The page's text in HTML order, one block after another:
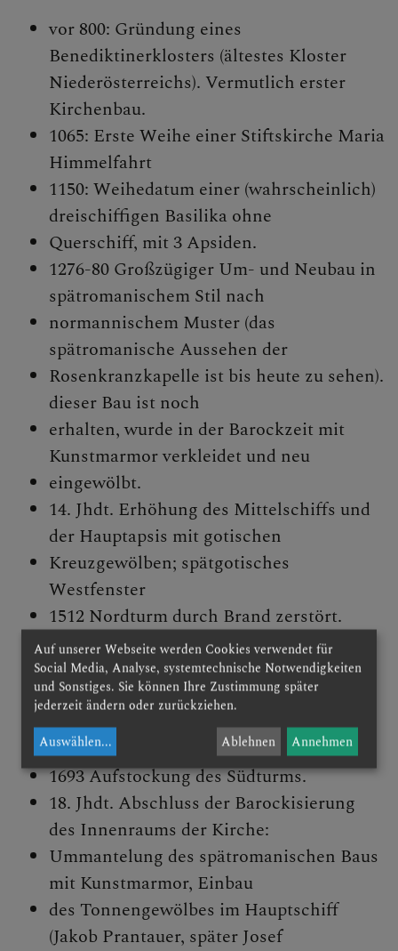
Domsanierung ab 2024
Kathedrale Maria Himmelfahrt
Rosenkranzkapelle
vor 800: Gründung eines
Benediktinerklosters (ältestes Kloster
Niederösterreichs). Vermutlich erster
Kirchenbau.
1065: Erste Weihe einer Stiftskirche Maria
Himmelfahrt
1150: Weihedatum einer (wahrscheinlich)
dreischiffigen Basilika ohne
Querschiff, mit 3 Apsiden.
1276-80 Großzügiger Um- und Neubau in
spätromanischem Stil nach
normannischem Muster (das
spätromanische Aussehen der
Rosenkranzkapelle ist bis heute zu sehen).
dieser Bau ist noch
erhalten, wurde in der Barockzeit mit
Kunstmarmor verkleidet und neu
eingewölbt.
14. Jhdt. Erhöhung des Mittelschiffs und
der Hauptapsis mit gotischen
Kreuzgewölben; spätgotisches
Westfenster
1512 Nordturm durch Brand zerstört.
17. Jhdt. Erste Phase der Barockisierung
(Propst Johannes Fünfleutner). Fenster
im Presbyterium, frühbarocke Altäre
(Hochaltarbild "Maria Himmelfahrt"
von Tobias Pock (1658) ist erhalten)
1693 Aufstockung des Südturms.
18. Jhdt. Abschluss der Barockisierung
des Innenraums der Kirche:
Ummantelung des spätromanischen Baus
mit Kunstmarmor, Einbau
des Tonnengewölbes im Hauptschiff
(Jakob Prantauer, später Josef
Auf unserer Webseite werden Cookies verwendet für
Social Media, Analyse, systemtechnische Notwendigkeiten
und Sonstiges. Sie können Ihre Zustimmung später
jederzeit ändern oder zurückziehen.
Auswählen... Ablehnen Annehmen